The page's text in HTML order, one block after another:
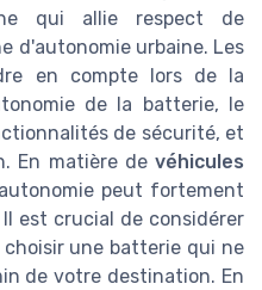
qui allie respect de
d'autonomie urbaine. Les
en compte lors de la
de la batterie, le
de sécurité, et
En matière de véhicules
peut fortement
est crucial de considérer
une batterie qui ne
de votre destination. En